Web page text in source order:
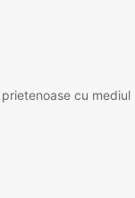
cu mediul